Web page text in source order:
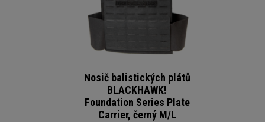
Nosič balistických plátů
BLACKHAWK!
Foundation Series Plate
Carrier, černý M/L